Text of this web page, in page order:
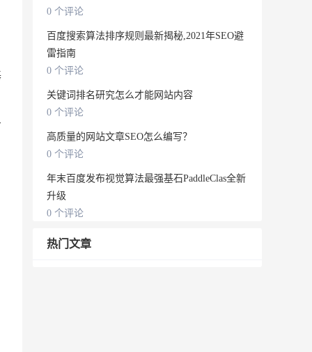
0 个评论
百度搜索算法排序规则最新揭秘,2021年SEO避
雷指南
0 个评论
关键词排名研究怎么才能网站内容
0 个评论
高质量的网站文章SEO怎么编写？
0 个评论
年末百度发布视觉算法最强基石PaddleClas全新
升级
0 个评论
热门文章